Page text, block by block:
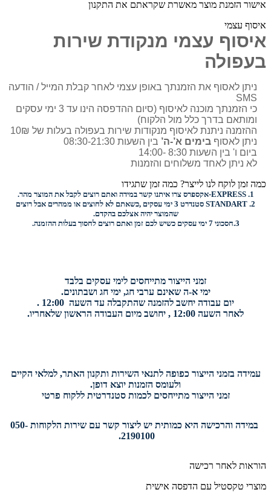
אישור הזמנת מוצר מאשרת שקראתם את התקנון
איסוף עצמי
איסוף עצמי מנקודת שירות
בעפולה
ניתן לאסוף את הזמנתך באופן עצמי לאחר קבלת המייל / הודעה
SMS
כי הזמנתך מוכנה לאיסוף (סיום ההדפסה הינו עד 3 ימי עסקים
ומותאם בדרך כלל מול הלקוח)
ההזמנה ניתנת לאיסוף מנקודות שירות בעפולה בעלות של 10₪
ניתן לאסוף בימים א’-ה’ בין השעות 08:30-21:30
ביום ו' בין השעות 8:30 -14:00
לא ניתן לאחד משלוחים והזמנות
כמה זמן לוקח לנו לייצר? כמה זמן שתגידו
1.
EXPRESS- אקספרס צרו איתנו קשר במידה ואתם רוצים לקבל את המוצר מהר.
2.
STANDART
סטנדרט 3 ימי עסקים ,כשאתם לא לחוצים או ממהרים אבל רוצים
שהמוצר יהיה אצלכם בהקדם.
3. חסכוני7 ימי עסקים כשיש לכם זמן ואתם רוצים לחסוך בעלות ההזמנה.
זמני הייצור מתייחסים לימי עסקים בלבד
ימי א-ה שאינם ערבי חג, ימי חג ושבתונים.
יום עבודה יחשב להזמנה שהתקבלה עד השעה 12:00 .
לאחר השעה 12:00 , יחושב מיום העבודה הראשון שלאחריו.
עמידה בזמני הייצור כפופה לתנאי השירות ותקנון האתר, למלאי הקיים
ולעומס הזמנות יוצא דופן.
זמני הייצור מתייחסים לכמות סטנדרטית ללקוח פרטי
במידה והרכישה היא כמותית יש ליצור קשר עם שירות הלקוחות 050-
2190100.
הוראות לאחר רכישה
מוצרי טקסטיל עם הדפסה אישית